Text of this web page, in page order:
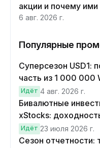
акции и почему
6 авг. 2026 г.
Популярные
Суперсезон USD1:
часть из 1 000 000
Идёт 4 авг. 2026 г.
Бивалютные
xStocks:
прогнозов
Идёт 23 июля 2026 г.
Сезон отчетности: